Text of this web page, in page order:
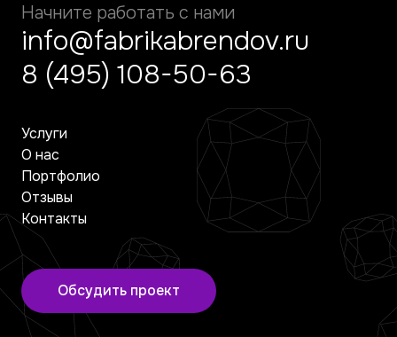
Начните работать с нами
info@fabrikabrendov.ru
8 (495) 108-50-63
Услуги
О нас
Портфолио
Отзывы
Контакты
Обсудить проект